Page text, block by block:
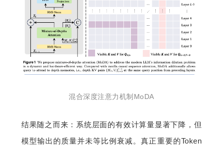
混合深度注意力机制MoDA
结果随之而来：系统层面的有效计算量显著下降，但
模型输出的质量并未等比例衰减。真正重要的Token